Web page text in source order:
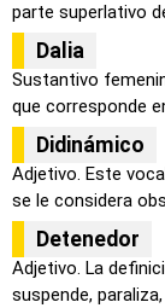
parte superlativo
Dalia
Sustantivo
que corresponde
Didinámico
Adjetivo. Este
se le considera
Detenedor
Adjetivo. La
suspende,